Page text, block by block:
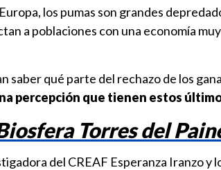
los pumas son grandes
a poblaciones con una economía
saber qué parte del rechazo de los
percepción que tienen estos
Torres del
del CREAF Esperanza Iranzo y